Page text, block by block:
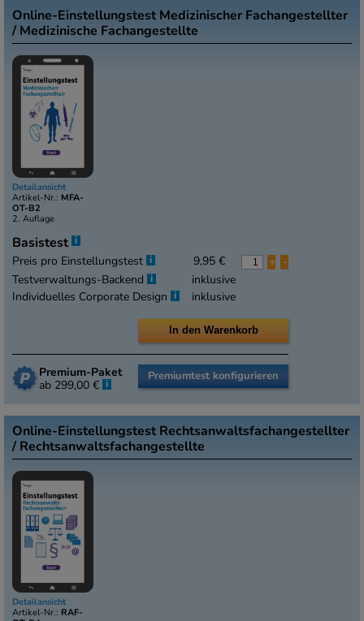
Online-Einstellungstest Medizinischer Fachangestellter
/ Medizinische Fachangestellte
Detailansicht
Artikel-Nr.: MFA-
OT-B2
2. Auflage
Basistest i
Preis pro Einstellungstest i 9,95 € + -
Testverwaltungs-Backend i
inklusive
Individuelles Corporate Design i inklusive
Premium-Paket
ab 299,00 € i
Premiumtest konfigurieren
Online-Einstellungstest Rechtsanwaltsfachangestellter
/ Rechtsanwaltsfachangestellte
Detailansicht
Artikel-Nr.: RAF-